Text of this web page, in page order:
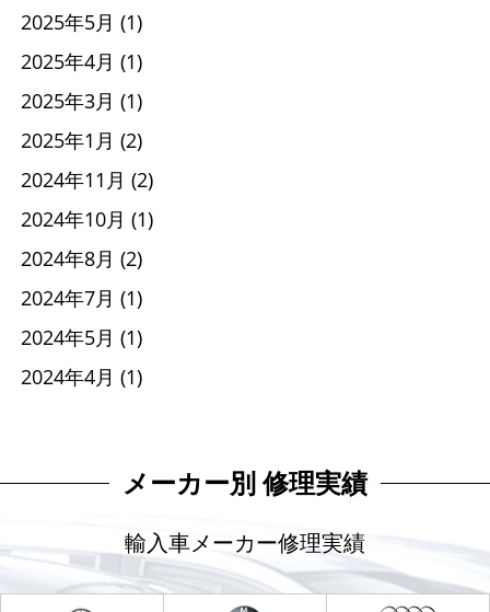
2025年5月 (1)
2025年4月 (1)
2025年3月 (1)
2025年1月 (2)
2024年11月 (2)
2024年10月 (1)
2024年8月 (2)
2024年7月 (1)
2024年5月 (1)
2024年4月 (1)
メーカー別 修理実績
輸入車メーカー修理実績